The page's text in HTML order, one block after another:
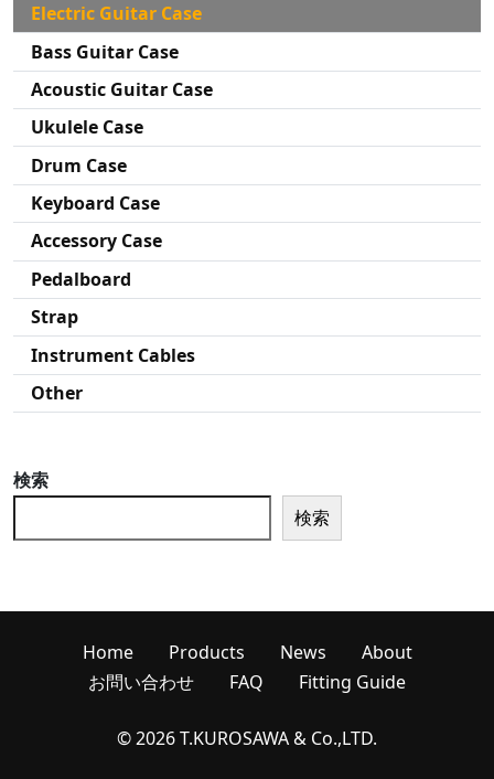
Electric Guitar Case
Bass Guitar Case
Acoustic Guitar Case
Ukulele Case
Drum Case
Keyboard Case
Accessory Case
Pedalboard
Strap
Instrument Cables
Other
検索
検索
Home Products News
About
お問い合わせ
FAQ Fitting Guide
© 2026 T.KUROSAWA & Co.,LTD.